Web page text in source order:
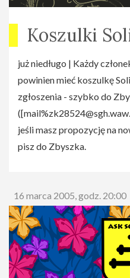
Koszulki
już niedługo | Każdy
powinien mieć koszulkę
zgłoszenia - szybko do
([
jeśli masz propozycję na
pisz do Zbyszka.
16 marca 2005, godz. 20:00